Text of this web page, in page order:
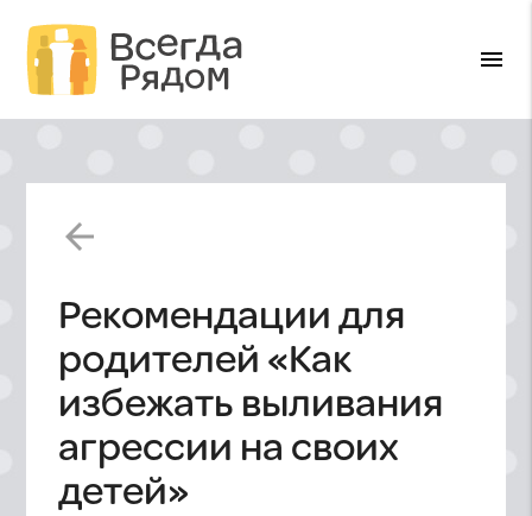
menu
arrow_back
Рекомендации для
родителей «Как
избежать выливания
агрессии на своих
детей»